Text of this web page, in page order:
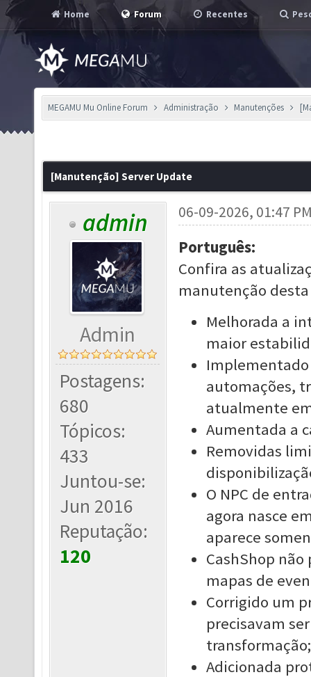
Home Forum Recentes
MEGAMU Mu Online Forum Administração Manutenções
[Manutenção] Server Update
admin
Admin
Postagens:
680
Tópicos:
433
Juntou-se:
Jun 2016
Reputação:
120
06-09-2026, 01:47
Português:
Confira as
manutenção
Melhorada a
maior
automações,
atualmente
Aumentada a
Removidas
O NPC de
agora nasce
aparece
CashShop
mapas de
Corrigido um
precisavam
transformação;
Adicionada